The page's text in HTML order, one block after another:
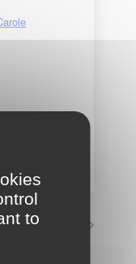
Circuit fermé
to